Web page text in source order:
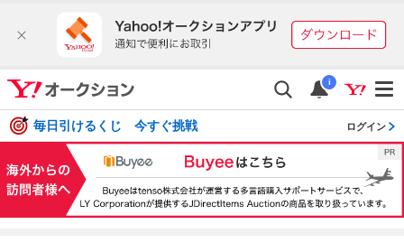
i
毎日引けるくじ 今すぐ挑戦 ログイン